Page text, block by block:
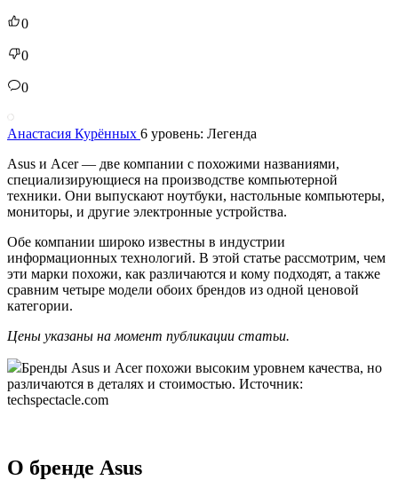
0
0
0
Анастасия Курённых 6 уровень: Легенда
Asus и Acer — две компании с похожими названиями,
специализирующиеся на производстве компьютерной
техники. Они выпускают ноутбуки, настольные компьютеры,
мониторы, и другие электронные устройства.
Обе компании широко известны в индустрии
информационных технологий. В этой статье рассмотрим, чем
эти марки похожи, как различаются и кому подходят, а также
сравним четыре модели обоих брендов из одной ценовой
категории.
Цены указаны на момент публикации статьи.
Бренды Asus и Acer похожи высоким уровнем качества, но
различаются в деталях и стоимостью. Источник:
techspectacle.com
О бренде Asus